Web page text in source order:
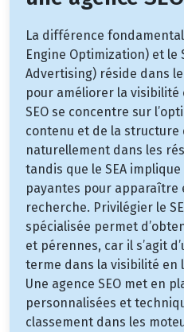
La différence
Engine Optimization) et le
Advertising) réside dans
pour améliorer la visibilité
SEO se concentre sur
contenu et de la structure
naturellement dans les
tandis que le SEA
payantes pour apparaître
recherche. Privilégier le
spécialisée permet
et pérennes, car il s’agit
terme dans la visibilité en
Une agence SEO met en
personnalisées et
classement dans les